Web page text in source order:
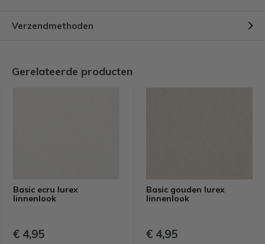
Verzendmethoden
Gerelateerde producten
Basic ecru lurex
linnenlook
€ 4,95
Basic gouden lurex
linnenlook
€ 4,95